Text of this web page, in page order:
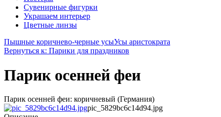
Сувенирные фигурки
Украшаем интерьер
Цветные линзы
Пышные коричнево-черные усыУсы аристократа
Вернуться к: Парики для праздников
Парик осенней феи
Парик осенней феи: коричневый (Германия)
pic_5829bc6c14d94.jpg